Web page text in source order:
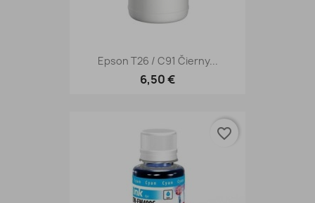
Epson T26 / C91 Čierny...
6,50 €
favorite_border